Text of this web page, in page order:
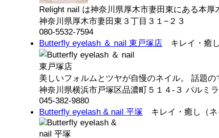
Relight nail は神奈川県厚木市妻田東にある本厚
神奈川県厚木市妻田東３丁目３１−２３
080-5532-7594
Butterfly eyelash ＆ nail 東戸塚店 キレイ・癒
美しいフォルムとツヤが自慢のネイル。 話題
神奈川県横浜市戸塚区品濃町５１４-３ パルミ
045-382-9880
Butterfly eyelash & nail 平塚 キレイ・癒し（ネ